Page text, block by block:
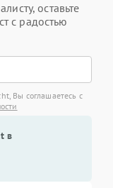
оставьте
с радостью
Вы соглашаетесь с
в